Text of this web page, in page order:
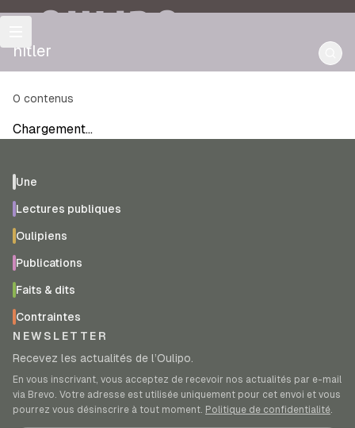
OULIPO
hitler
0 contenus
Chargement…
Une
Lectures publiques
Oulipiens
Publications
Faits & dits
Contraintes
NEWSLETTER
Recevez les actualités de l’Oulipo.
En vous inscrivant, vous acceptez de recevoir nos actualités par e-mail
via Brevo. Votre adresse est utilisée uniquement pour cet envoi et vous
pourrez vous désinscrire à tout moment. Politique de confidentialité.